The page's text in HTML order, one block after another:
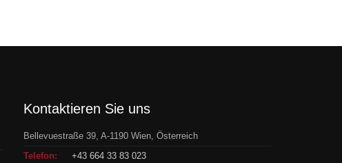
Kontaktieren Sie uns
Bellevuestraße 39, A-1190 Wien, Österreich
Telefon:
+43 664 33 83 023